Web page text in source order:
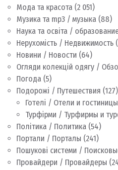
Мода та красота (2 051)
Музика та mp3 / музыка (88)
Наука та освіта /
Нерухомість / Недвижимость
Новини / Новости (64)
Огляди колекцій одягу /
Погода (5)
Подорожі / Путешествия (127)
Готелі / Отели и гостиницы
Турфірми / Турфирмы и
Політика / Политика (54)
Портали / Порталы (241)
Пошукові системи /
Провайдери / Провайдеры